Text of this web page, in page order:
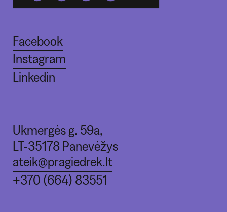
Facebook
Instagram
Linkedin
Ukmergės g. 59a,
LT-35178 Panevėžys
ateik@pragiedrek.lt
+370 (664) 83551